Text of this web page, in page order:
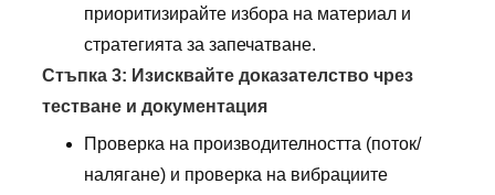
приоритизирайте избора на материал и
стратегията за запечатване.
Стъпка 3: Изисквайте доказателство чрез
тестване и документация
Проверка на производителността (поток/
налягане) и проверка на вибрациите